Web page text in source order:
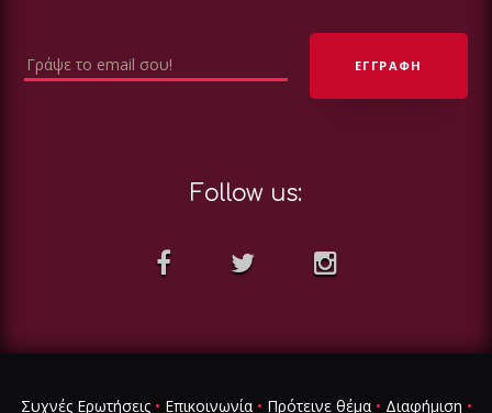
Follow us:
Συχνές Ερωτήσεις• Επικοινωνία• Πρότεινε θέμα• Διαφήμιση •